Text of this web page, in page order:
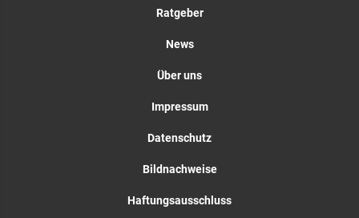
Ratgeber
News
Über uns
Impressum
Datenschutz
Bildnachweise
Haftungsausschluss